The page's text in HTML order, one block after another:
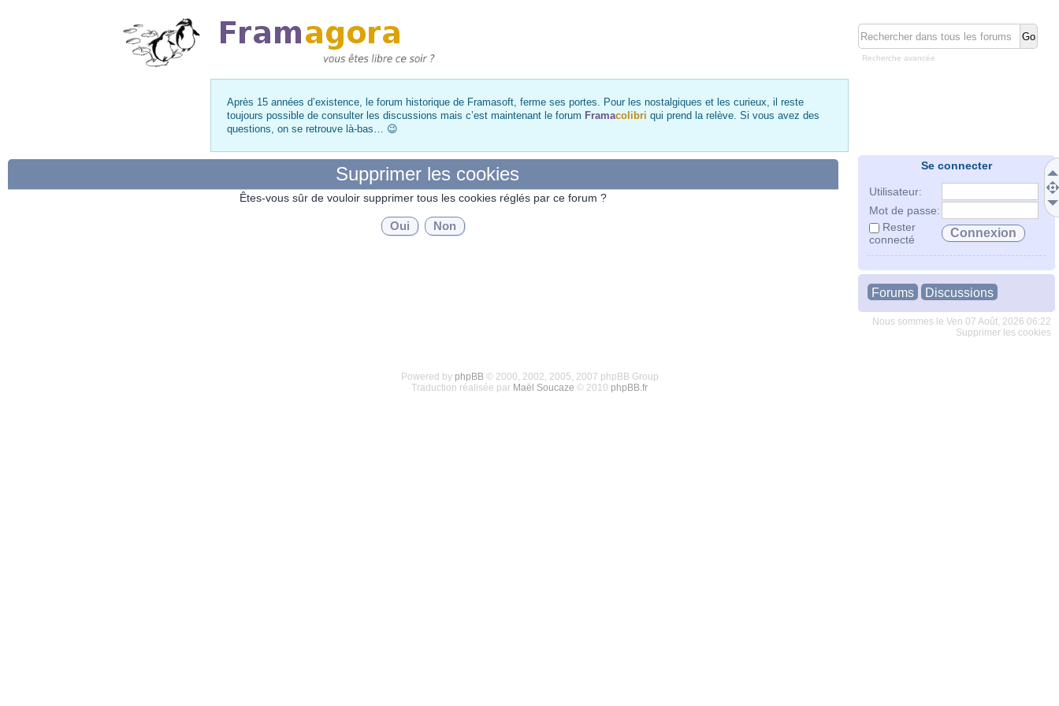
Recherche avancée
Après 15 années d’existence, le forum historique de Framasoft, ferme ses portes. Pour les nostalgiques et les curieux, il reste
toujours possible de consulter les discussions mais c’est maintenant le forum Framacolibri qui prend la relève. Si vous avez des
questions, on se retrouve là-bas… 😉
Se connecter
Utilisateur:
Mot de passe:
Rester
connecté
Forums Discussions
Nous sommes le Ven 07 Août, 2026 06:22
Supprimer les cookies
Supprimer les cookies
Êtes-vous sûr de vouloir supprimer tous les cookies réglés par ce forum ?
Powered by phpBB© 2000, 2002, 2005, 2007 phpBB Group
Traduction réalisée par Maël Soucaze © 2010 phpBB.fr